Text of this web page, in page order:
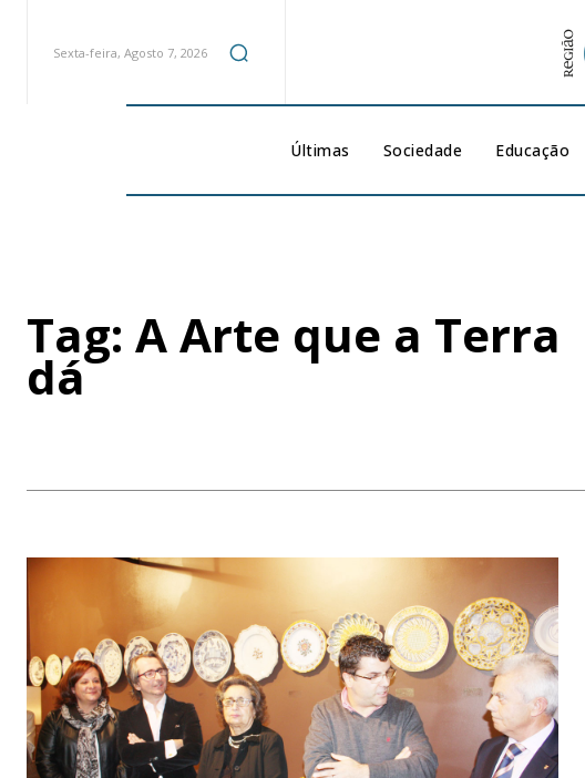
Sexta-feira, Agosto 7, 2026
Últimas Sociedade Educação
Tag: A Arte que a Terra
dá